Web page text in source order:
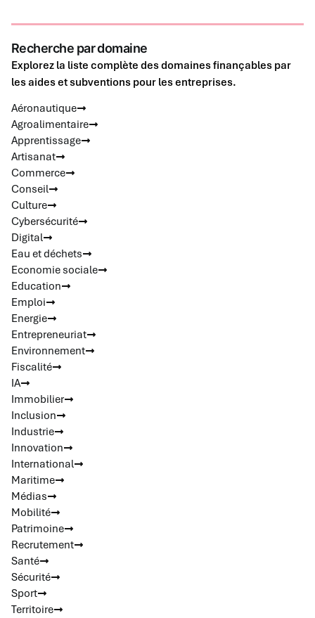
Recherche par domaine
Explorez la liste complète des domaines finançables par
les aides et subventions pour les entreprises.
Aéronautique
Agroalimentaire
Apprentissage
Artisanat
Commerce
Conseil
Culture
Cybersécurité
Digital
Eau et déchets
Economie sociale
Education
Emploi
Energie
Entrepreneuriat
Environnement
Fiscalité
IA
Immobilier
Inclusion
Industrie
Innovation
International
Maritime
Médias
Mobilité
Patrimoine
Recrutement
Santé
Sécurité
Sport
Territoire